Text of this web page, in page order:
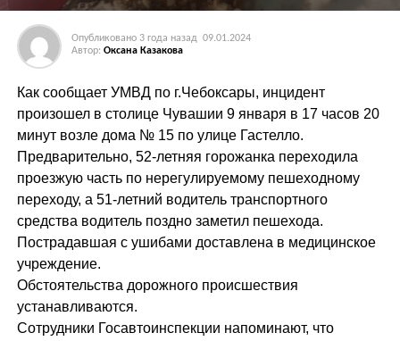
Опубликовано 3 года назад 09.01.2024
Автор: Оксана Казакова
Как сообщает УМВД по г.Чебоксары, инцидент
произошел в столице Чувашии 9 января в 17 часов 20
минут возле дома № 15 по улице Гастелло.
Предварительно, 52-летняя горожанка переходила
проезжую часть по нерегулируемому пешеходному
переходу, а 51-летний водитель транспортного
средства водитель поздно заметил пешехода.
Пострадавшая с ушибами доставлена в медицинское
учреждение.
Обстоятельства дорожного происшествия
устанавливаются.
Сотрудники Госавтоинспекции напоминают, что